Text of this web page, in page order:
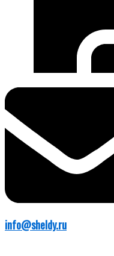
info@sheldy.ru